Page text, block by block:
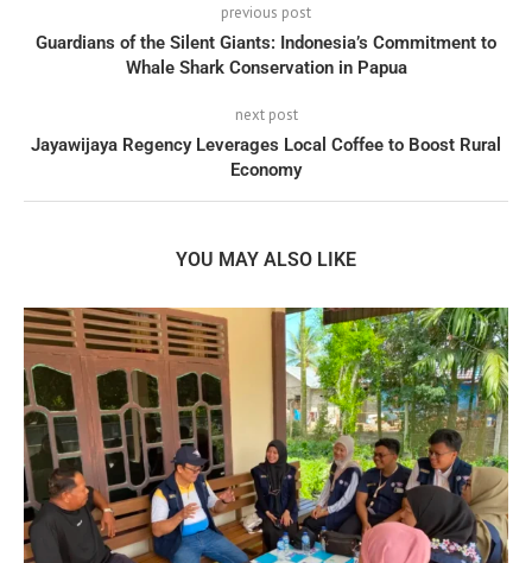
previous post
Guardians of the Silent Giants: Indonesia’s Commitment to
Whale Shark Conservation in Papua
next post
Jayawijaya Regency Leverages Local Coffee to Boost Rural
Economy
YOU MAY ALSO LIKE